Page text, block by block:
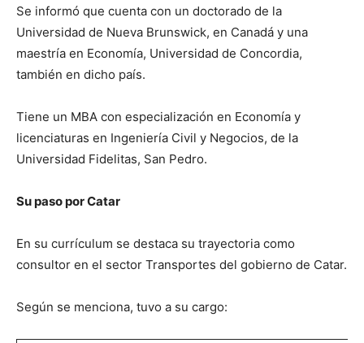
Se informó que cuenta con un doctorado de la
Universidad de Nueva Brunswick, en Canadá y una
maestría en Economía, Universidad de Concordia,
también en dicho país.
Tiene un MBA con especialización en Economía y
licenciaturas en Ingeniería Civil y Negocios, de la
Universidad Fidelitas, San Pedro.
Su paso por Catar
En su currículum se destaca su trayectoria como
consultor en el sector Transportes del gobierno de Catar.
Según se menciona, tuvo a su cargo: